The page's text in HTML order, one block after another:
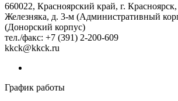
660022, Красноярский край, г.
Железняка, д. 3-м (Административный
(Донорский корпус)
тел./факс: +7 (391) 2-200-609
kkck@kkck.ru
График работы